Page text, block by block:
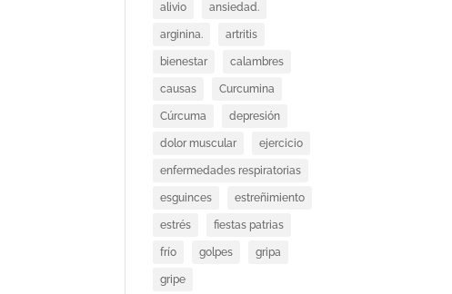
alivio ansiedad.
arginina. artritis
bienestar calambres
causas Curcumina
Cúrcuma depresión
dolor muscular ejercicio
enfermedades respiratorias
esguinces estreñimiento
estrés fiestas patrias
frío golpes gripa
gripe